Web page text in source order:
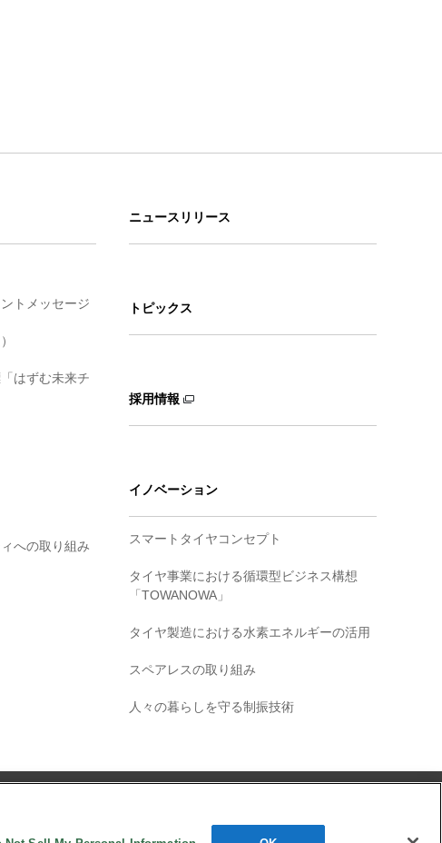
トメッセージ
はずむ未来チ
への取り組み
ニュースリリース
トピックス
採用情報
イノベーション
スマートタイヤコンセプト
タイヤ事業における循環型ビジネス構想
「TOWANOWA」
タイヤ製造における水素エネルギーの活用
スペアレスの取り組み
人々の暮らしを守る制振技術